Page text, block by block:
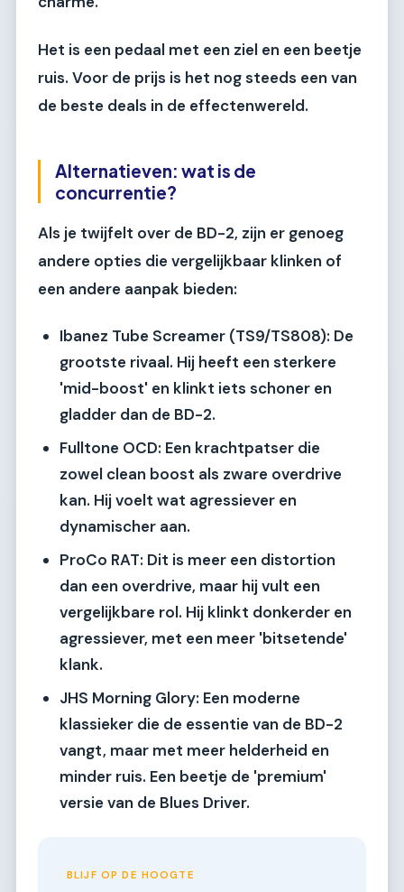
Het is een pedaal met een ziel en een beetje
ruis. Voor de prijs is het nog steeds een van
de beste deals in de effectenwereld.
Alternatieven: wat is de
concurrentie?
Als je twijfelt over de BD-2, zijn er genoeg
andere opties die vergelijkbaar klinken of
een andere aanpak bieden:
Ibanez Tube Screamer (TS9/TS808): De
grootste rivaal. Hij heeft een sterkere
'mid-boost' en klinkt iets schoner en
gladder dan de BD-2.
Fulltone OCD: Een krachtpatser die
zowel clean boost als zware overdrive
kan. Hij voelt wat agressiever en
dynamischer aan.
ProCo RAT: Dit is meer een distortion
dan een overdrive, maar hij vult een
vergelijkbare rol. Hij klinkt donkerder en
agressiever, met een meer 'bitsetende'
klank.
JHS Morning Glory: Een moderne
klassieker die de essentie van de BD-2
vangt, maar met meer helderheid en
minder ruis. Een beetje de 'premium'
versie van de Blues Driver.
BLIJF OP DE HOOGTE